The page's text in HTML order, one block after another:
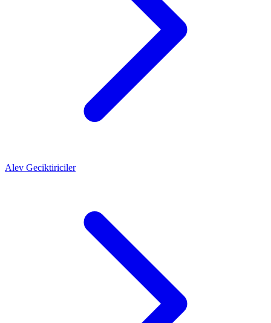
Alev Geciktiriciler